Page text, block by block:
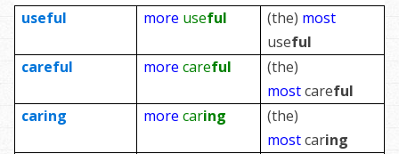
useful more useful (the) most
useful
careful morecareful
(the)
mostcareful
caring morecaring
(the)
mostcaring